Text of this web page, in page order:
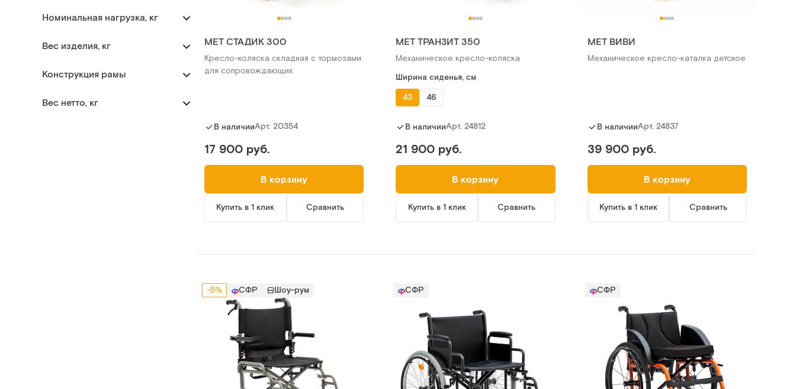
Номинальная нагрузка, кг
Вес изделия, кг
Конструкция рамы
Вес нетто, кг
MET СТАДИК 300
Кресло-коляска складная с тормозами
для сопровождающих
В наличииАрт. 20354
17 900 руб.
В корзину
Купить в 1 клик Сравнить
МЕТ ТРАНЗИТ 350
Механическое кресло-коляска
Ширина сиденья, см
43
46
В наличииАрт.24812
21 900 руб.
В корзину
Купить в 1 клик Сравнить
МЕТ ВИВИ
Механическое кресло-каталка детское
В наличииАрт. 24837
39 900 руб.
В корзину
Купить в 1 клик Сравнить
-5% СФР Шоу-рум СФР СФР